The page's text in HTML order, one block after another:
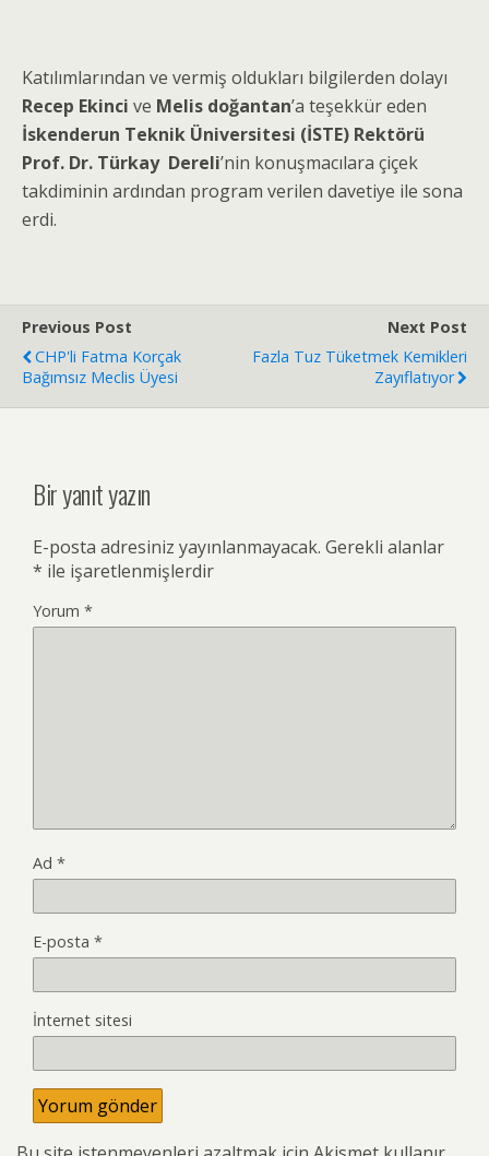
Katılımlarından ve vermiş oldukları bilgilerden dolayı
Recep Ekinci ve Melis doğantan’a teşekkür eden
İskenderun Teknik Üniversitesi (İSTE) Rektörü
Prof. Dr. Türkay Dereli’nin konuşmacılara çiçek
takdiminin ardından program verilen davetiye ile sona
erdi.
Previous Post
CHP'li Fatma Korçak
Bağımsız Meclis Üyesi
Next Post
Fazla Tuz Tüketmek Kemikleri
Zayıflatıyor
Bir yanıt yazın
E-posta adresiniz yayınlanmayacak. Gerekli alanlar
* ile işaretlenmişlerdir
Yorum *
Ad *
E-posta *
İnternet sitesi